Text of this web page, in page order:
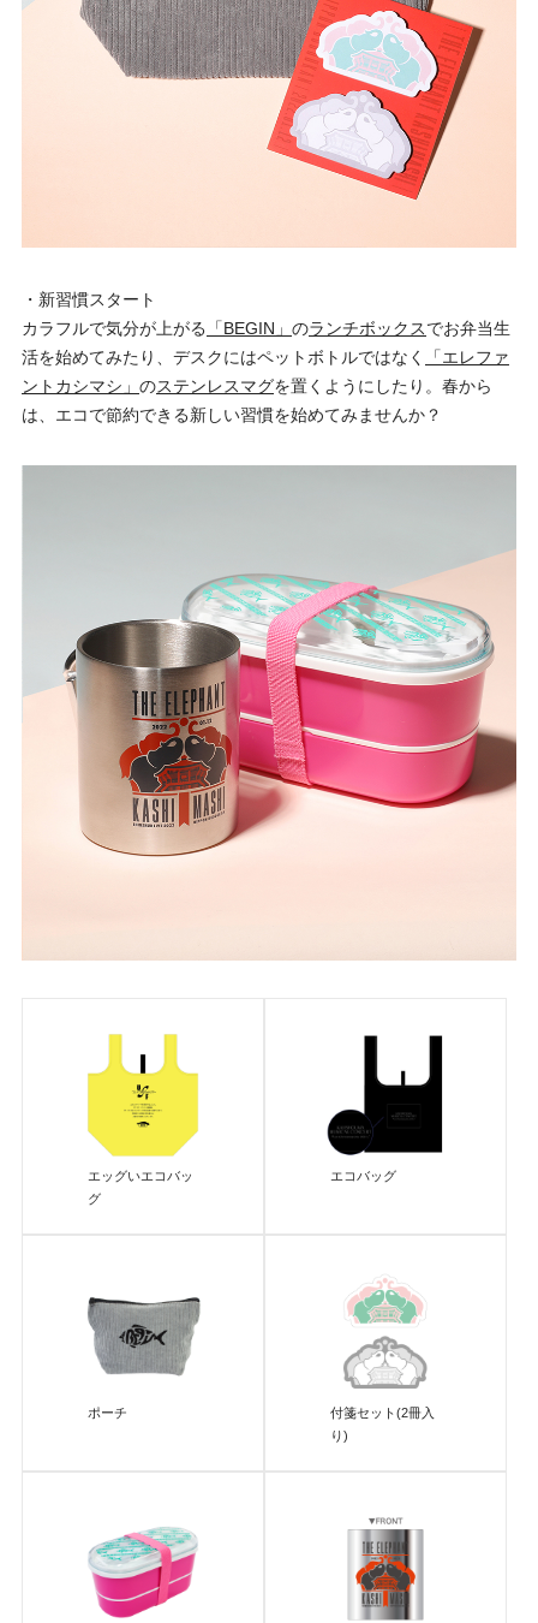
・新習慣スタート
カラフルで気分が上がる
「BEGIN」 のランチボックスでお弁当生
活を始めてみたり、デスクにはペットボトルではなく
「エレファ
ントカシマシ」 のステンレスマグを置くようにしたり。春から
は、エコで節約できる新しい習慣を始めてみませんか？
エッグいエコバッ
グ
エコバッグ
ポーチ
付箋セット(2冊入
り)